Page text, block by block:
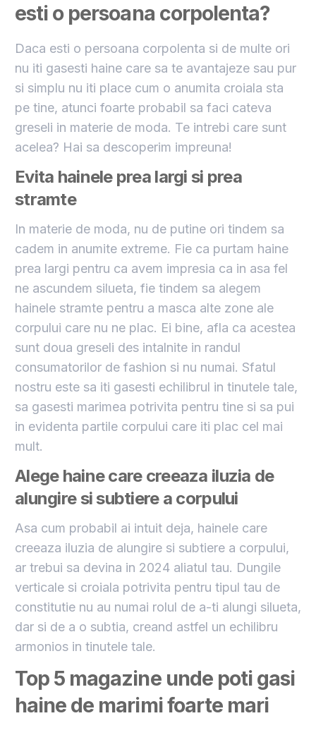
esti o persoana corpolenta?
Daca esti o persoana corpolenta si de multe ori
nu iti gasesti haine care sa te avantajeze sau pur
si simplu nu iti place cum o anumita croiala sta
pe tine, atunci foarte probabil sa faci cateva
greseli in materie de moda. Te intrebi care sunt
acelea? Hai sa descoperim impreuna!
Evita hainele prea largi si prea
stramte
In materie de moda, nu de putine ori tindem sa
cadem in anumite extreme. Fie ca purtam haine
prea largi pentru ca avem impresia ca in asa fel
ne ascundem silueta, fie tindem sa alegem
hainele stramte pentru a masca alte zone ale
corpului care nu ne plac. Ei bine, afla ca acestea
sunt doua greseli des intalnite in randul
consumatorilor de fashion si nu numai. Sfatul
nostru este sa iti gasesti echilibrul in tinutele tale,
sa gasesti marimea potrivita pentru tine si sa pui
in evidenta partile corpului care iti plac cel mai
mult.
Alege haine care creeaza iluzia de
alungire si subtiere a corpului
Asa cum probabil ai intuit deja, hainele care
creeaza iluzia de alungire si subtiere a corpului,
ar trebui sa devina in 2024 aliatul tau. Dungile
verticale si croiala potrivita pentru tipul tau de
constitutie nu au numai rolul de a-ti alungi silueta,
dar si de a o subtia, creand astfel un echilibru
armonios in tinutele tale.
Top 5 magazine unde poti gasi
haine de marimi foarte mari